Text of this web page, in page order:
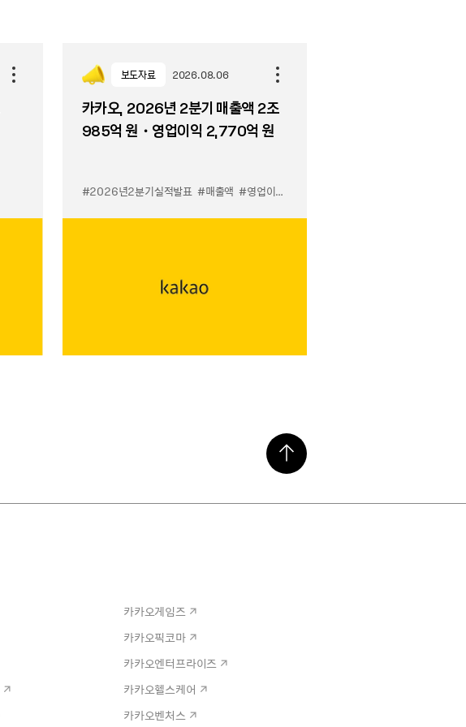
보도자료 2026.08.06
카카오, 2026년 2분기 매출액 2조
985억 원・영업이익 2,770억 원
#2026년2분기실적발표 #매출액 #영업이익
카카오게임즈
카카오픽코마
카카오엔터프라이즈
카카오헬스케어
카카오벤처스